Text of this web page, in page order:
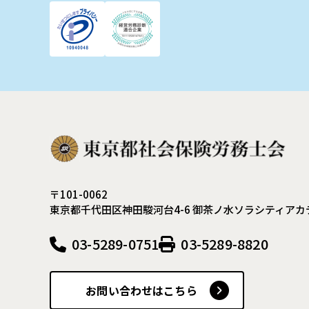
〒101-0062
東京都千代田区神田駿河台4-6御茶ノ水ソラシティア
03-5289-0751 03-5289-8820
お問い合わせはこちら